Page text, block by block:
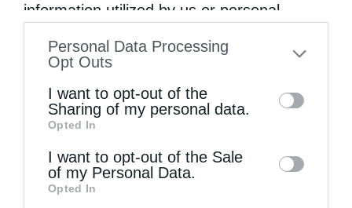
information utilized by us or personal
to your opt-out. You may separately opt-out
information by third parties on the IAB’s list
of downstream participants. This
information may also be disclosed by us to
third parties on theIAB’s List of
Downstream Participants
Personal Data Processing
Opt Outs
I want to opt-out of the
Sharing of my personal data.
Opted In
I want to opt-out of the Sale
of my Personal Data.
Opted In